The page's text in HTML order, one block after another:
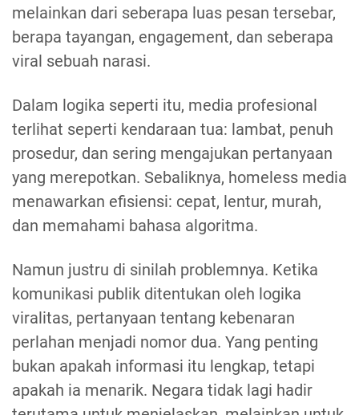
melainkan dari seberapa luas pesan tersebar,
berapa tayangan, engagement, dan seberapa
viral sebuah narasi.
Dalam logika seperti itu, media profesional
terlihat seperti kendaraan tua: lambat, penuh
prosedur, dan sering mengajukan pertanyaan
yang merepotkan. Sebaliknya, homeless media
menawarkan efisiensi: cepat, lentur, murah,
dan memahami bahasa algoritma.
Namun justru di sinilah problemnya. Ketika
komunikasi publik ditentukan oleh logika
viralitas, pertanyaan tentang kebenaran
perlahan menjadi nomor dua. Yang penting
bukan apakah informasi itu lengkap, tetapi
apakah ia menarik. Negara tidak lagi hadir